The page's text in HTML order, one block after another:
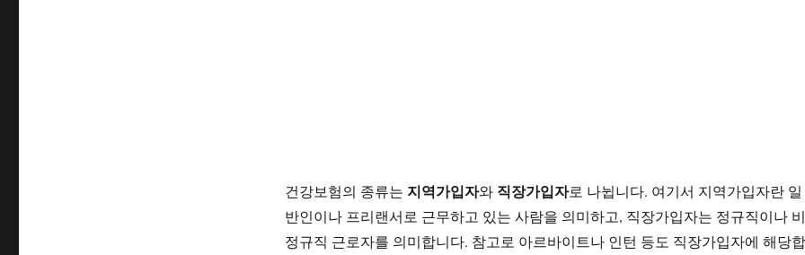
건강보험의 종류는 지역가입자와직장가입자로 나뉩니다. 여기서 지역가입자란 일
반인이나 프리랜서로 근무하고 있는 사람을 의미하고, 직장가입자는 정규직이나 비
정규직 근로자를 의미합니다. 참고로 아르바이트나 인턴 등도 직장가입자에 해당합